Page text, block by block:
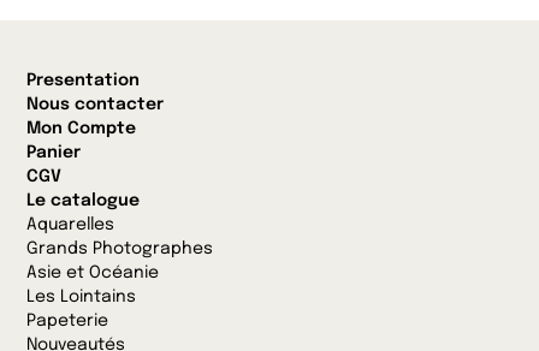
Presentation
Nous contacter
Mon Compte
Panier
CGV
Le catalogue
Aquarelles
Grands Photographes
Asie et Océanie
Les Lointains
Papeterie
Nouveautés